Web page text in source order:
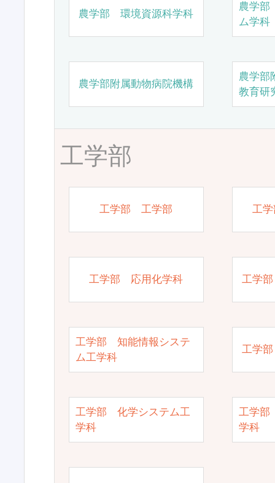
農学部 環境資源科学科
農学
ム学科
農学部附属動物病院機構
農学部
教育研
工学部
工学部 工学部 工
工学部 応用化学科 工学
工学部 知能情報システ
ム工学科
工学
工学部 化学システム工
学科
工学部
学科